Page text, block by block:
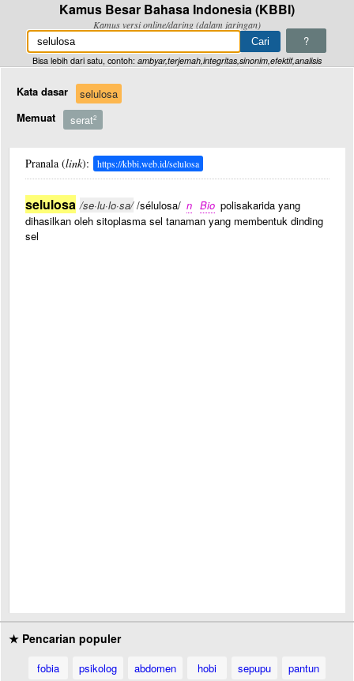
Kamus Besar Bahasa Indonesia (KBBI)
Kamus versi online/daring (dalam jaringan)
?
Bisa lebih dari satu, contoh: ambyar,terjemah,integritas,sinonim,efektif,analisis
Kata dasar
selulosa
Memuat
serat2
Pranala (link): https://kbbi.web.id/selulosa
selulosa /se·lu·lo·sa//sélulosa/ n Bio polisakarida yang
dihasilkan oleh sitoplasma sel tanaman yang membentuk dinding
sel
★ Pencarian populer
fobia psikolog abdomen hobi sepupu
pantun